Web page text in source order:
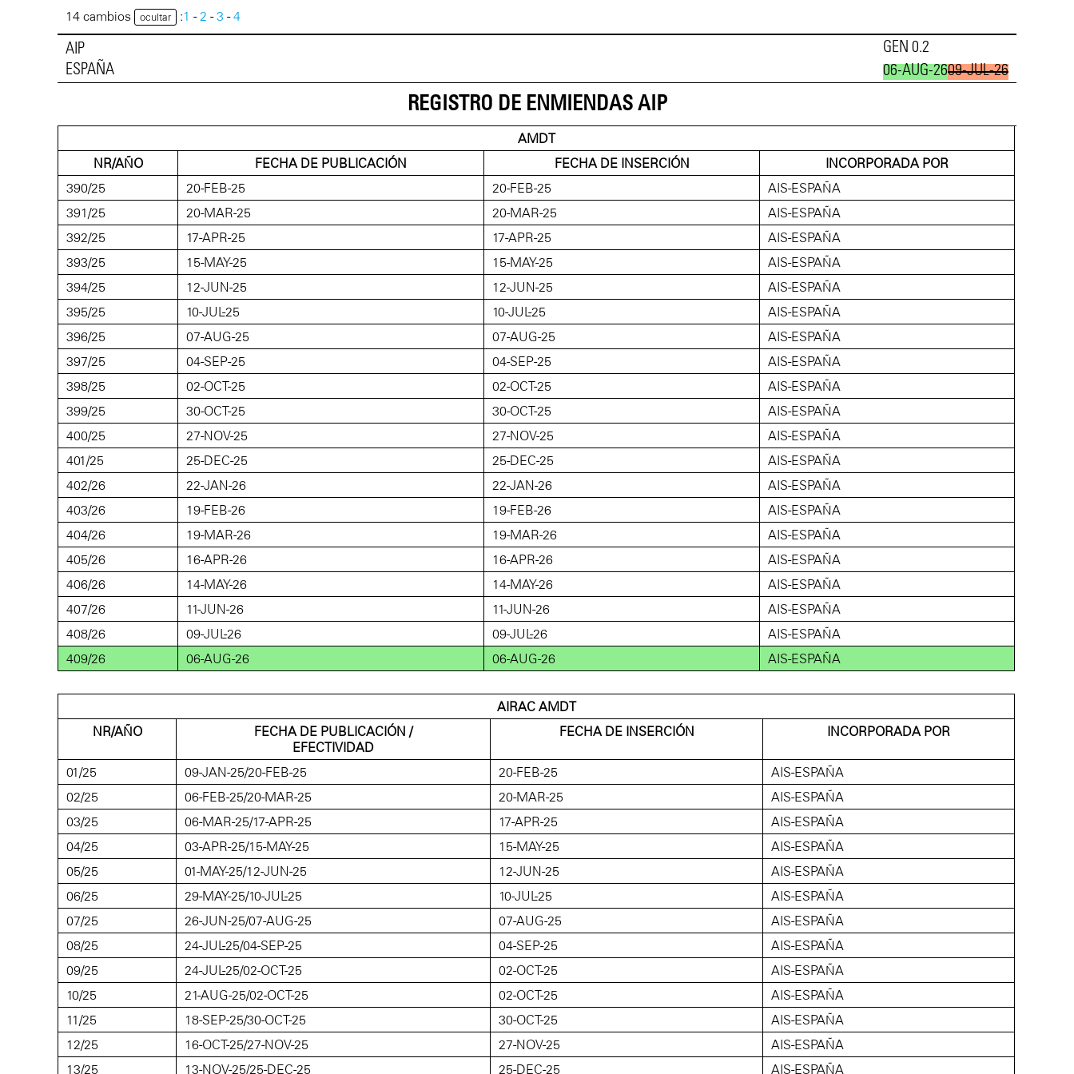
14 cambios ocultar :1 -2 -3 -4
AIP
ESPAÑA
GEN 0.2
06-AUG-2609-JUL-26
REGISTRO DE ENMIENDAS AIP
AMDT
NR/AÑO
FECHA DE PUBLICACIÓN FECHA DE INSERCIÓN
INCORPORADA POR
390/25
20-FEB-25 20-FEB-25
AIS-ESPAÑA
391/25
20-MAR-25 20-MAR-25
AIS-ESPAÑA
392/25
17-APR-25 17-APR-25
AIS-ESPAÑA
393/25
15-MAY-25 15-MAY-25
AIS-ESPAÑA
394/25
12-JUN-25 12-JUN-25
AIS-ESPAÑA
395/25
10-JUL-25 10-JUL-25
AIS-ESPAÑA
396/25
07-AUG-25 07-AUG-25
AIS-ESPAÑA
397/25
04-SEP-25 04-SEP-25
AIS-ESPAÑA
398/25
02-OCT-25 02-OCT-25
AIS-ESPAÑA
399/25
30-OCT-25 30-OCT-25
AIS-ESPAÑA
400/25
27-NOV-25 27-NOV-25
AIS-ESPAÑA
401/25
25-DEC-25 25-DEC-25
AIS-ESPAÑA
402/26
22-JAN-26 22-JAN-26
AIS-ESPAÑA
403/26
19-FEB-26 19-FEB-26
AIS-ESPAÑA
404/26
19-MAR-26 19-MAR-26
AIS-ESPAÑA
405/26
16-APR-26 16-APR-26
AIS-ESPAÑA
406/26
14-MAY-26 14-MAY-26
AIS-ESPAÑA
407/26
11-JUN-26 11-JUN-26
AIS-ESPAÑA
408/26
09-JUL-26 09-JUL-26
AIS-ESPAÑA
409/26
06-AUG-26 06-AUG-26 AIS-ESPAÑA
AIRAC AMDT
NR/AÑO
FECHA DE PUBLICACIÓN /
EFECTIVIDAD
FECHA DE INSERCIÓN INCORPORADA POR
01/25 09-JAN-25/20-FEB-25 20-FEB-25
AIS-ESPAÑA
02/25
06-FEB-25/20-MAR-25 20-MAR-25
AIS-ESPAÑA
03/25
06-MAR-25/17-APR-25 17-APR-25
AIS-ESPAÑA
04/25
03-APR-25/15-MAY-25 15-MAY-25
AIS-ESPAÑA
05/25
01-MAY-25/12-JUN-25 12-JUN-25
AIS-ESPAÑA
06/25
29-MAY-25/10-JUL-25 10-JUL-25
AIS-ESPAÑA
07/25
26-JUN-25/07-AUG-25 07-AUG-25
AIS-ESPAÑA
08/25
24-JUL-25/04-SEP-25 04-SEP-25
AIS-ESPAÑA
09/25
24-JUL-25/02-OCT-25 02-OCT-25
AIS-ESPAÑA
10/25
21-AUG-25/02-OCT-25 02-OCT-25
AIS-ESPAÑA
11/25
18-SEP-25/30-OCT-25 30-OCT-25
AIS-ESPAÑA
12/25
16-OCT-25/27-NOV-25 27-NOV-25
AIS-ESPAÑA
13/25
13-NOV-25/25-DEC-25 25-DEC-25 AIS-ESPAÑA